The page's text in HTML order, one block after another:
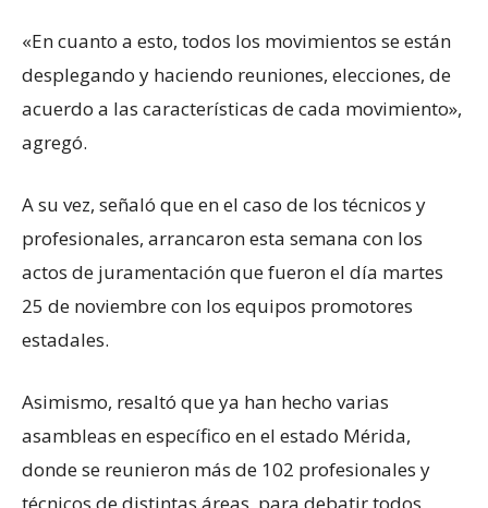
«En cuanto a esto, todos los movimientos se están
desplegando y haciendo reuniones, elecciones, de
acuerdo a las características de cada movimiento»,
agregó.
A su vez, señaló que en el caso de los técnicos y
profesionales, arrancaron esta semana con los
actos de juramentación que fueron el día martes
25 de noviembre con los equipos promotores
estadales.
Asimismo, resaltó que ya han hecho varias
asambleas en específico en el estado Mérida,
donde se reunieron más de 102 profesionales y
técnicos de distintas áreas, para debatir todos